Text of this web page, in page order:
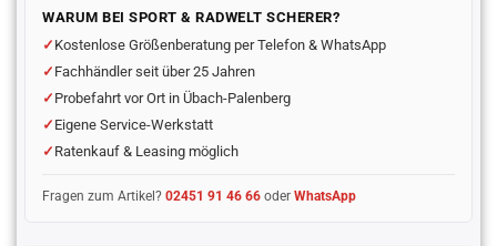
WARUM BEI SPORT & RADWELT SCHERER?
Kostenlose Größenberatung per Telefon & WhatsApp
Fachhändler seit über 25 Jahren
Probefahrt vor Ort in Übach-Palenberg
Eigene Service-Werkstatt
Ratenkauf & Leasing möglich
Fragen zum Artikel?02451 91 46 66 oderWhatsApp